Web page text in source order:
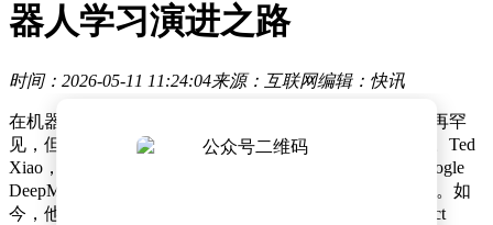
器人学习演进之路
时间：2026-05-11 11:24:04来源：互联网编辑：快讯
在机器人技术迅猛发展的当下，人形机器人的演示已不再罕
见，但回顾几年前，这类成果曾被视为遥不可及的梦想。Ted
Xiao，这位在具身智能领域深耕多年的研究者，曾是Google
DeepMind的核心成员，主导了RT-1、RT-2等标志性项目。如
今，他加入亚马逊创始人贝佐斯创立的新型AI公司Project